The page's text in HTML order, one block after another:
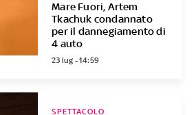
Mare Fuori, Artem
Tkachuk condannato
per il dannegiamento di
4 auto
23 lug - 14:59
SPETTACOLO